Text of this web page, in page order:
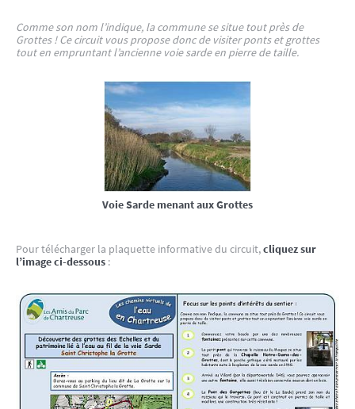
Comme son nom l’indique, la commune se situe tout près de
Grottes ! Ce circuit vous propose donc de visiter ponts et grottes
tout en empruntant l’ancienne voie sarde en pierre de taille.
Voie Sarde menant aux Grottes
Pour télécharger la plaquette informative du circuit,cliquez sur
l’image ci-dessous :